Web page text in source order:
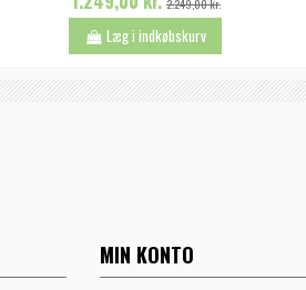
2.249,00 kr.
Læg i indkøbskurv
MIN KONTO